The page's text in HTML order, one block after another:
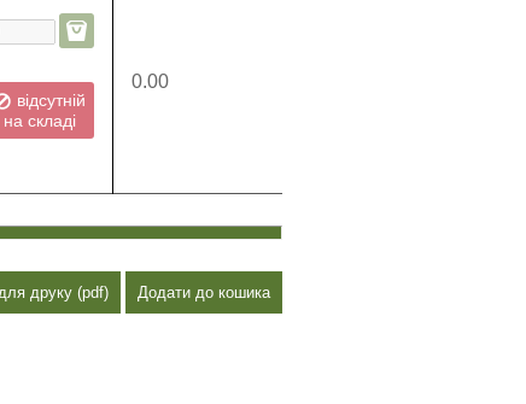
відсутній
на складі
0.00
друку (pdf) Додати до кошика